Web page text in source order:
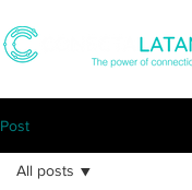
Post
All posts